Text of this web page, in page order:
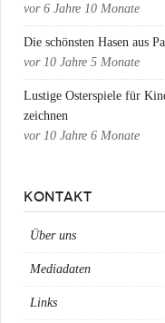
vor 6 Jahre 10 Monate
Die schönsten Hasen aus
vor 10 Jahre 5 Monate
Lustige Osterspiele für
zeichnen
vor 10 Jahre 6 Monate
KONTAKT
Über uns
Mediadaten
Links